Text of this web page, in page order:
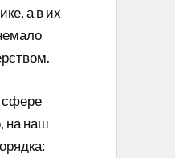
а в их
сфере
на наш